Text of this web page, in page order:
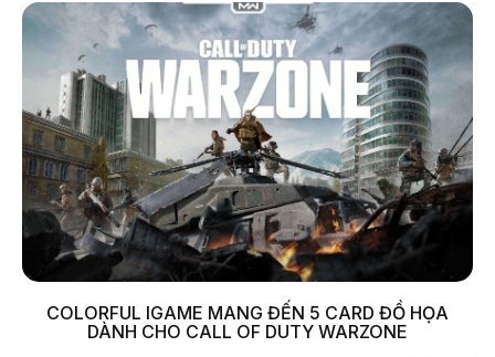
COLORFUL IGAME MANG ĐẾN 5 CARD ĐỒ HỌA
DÀNH CHO CALL OF DUTY WARZONE